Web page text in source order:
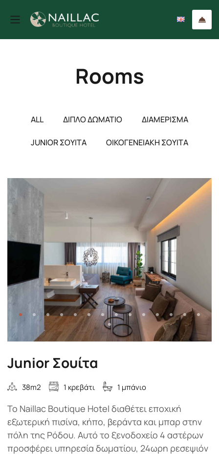
Rooms
ALL ΔΙΠΛΌ ΔΩΜΆΤΙΟ ΔΙΑΜΈΡΙΣΜΑ
JUNIOR ΣΟΥΊΤΑ ΟΙΚΟΓΕΝΕΙΑΚΉ ΣΟΥΊΤΑ
Junior Σουίτα
38m2 1 κρεβάτι 1 μπάνιο
Το Naillac Boutique Hotel διαθέτει εποχική
εξωτερική πισίνα, κήπο, βεράντα και μπαρ στην
πόλη της Ρόδου. Αυτό το ξενοδοχείο 4 αστέρων
προσφέρει υπηρεσία δωματίου, 24ωρη ρεσεψιόν